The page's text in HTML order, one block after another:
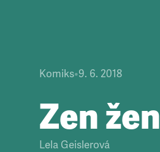
Komiks•9. 6. 2018
Zen žen
Lela Geislerová